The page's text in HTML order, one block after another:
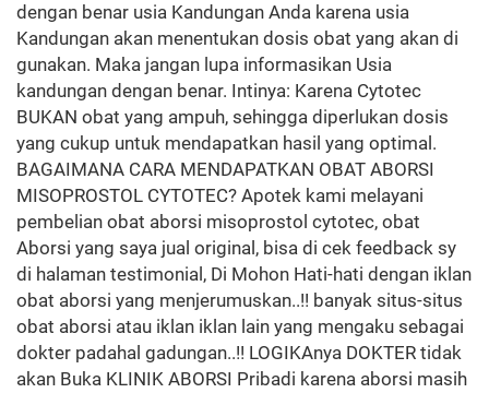
dengan benar usia Kandungan Anda karena usia
Kandungan akan menentukan dosis obat yang akan di
gunakan. Maka jangan lupa informasikan Usia
kandungan dengan benar. Intinya: Karena Cytotec
BUKAN obat yang ampuh, sehingga diperlukan dosis
yang cukup untuk mendapatkan hasil yang optimal.
BAGAIMANA CARA MENDAPATKAN OBAT ABORSI
MISOPROSTOL CYTOTEC? Apotek kami melayani
pembelian obat aborsi misoprostol cytotec, obat
Aborsi yang saya jual original, bisa di cek feedback sy
di halaman testimonial, Di Mohon Hati-hati dengan iklan
obat aborsi yang menjerumuskan..!! banyak situs-situs
obat aborsi atau iklan iklan lain yang mengaku sebagai
dokter padahal gadungan..!! LOGIKAnya DOKTER tidak
akan Buka KLINIK ABORSI Pribadi karena aborsi masih